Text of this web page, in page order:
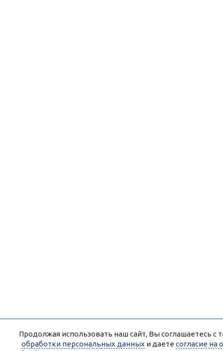
Продолжая использовать наш сайт, Вы соглашаетесь с
обработки персональных данных и даете согласие на